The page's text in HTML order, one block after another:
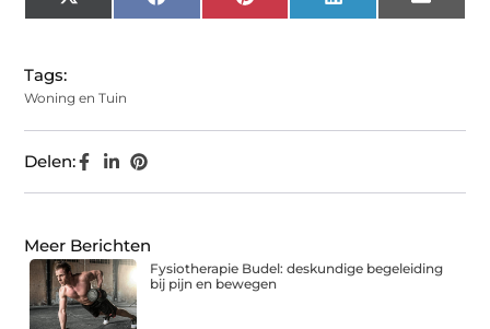
(Twitter)
Tags:
Woning en Tuin
Delen:
Meer Berichten
Fysiotherapie Budel: deskundige begeleiding
bij pijn en bewegen